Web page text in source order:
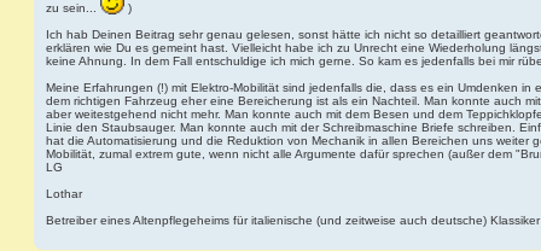
g
zu sein...
)
Ich hab Deinen Beitrag sehr genau gelesen, sonst hätte ich nicht so detailliert
erklären wie Du es gemeint hast. Vielleicht habe ich zu Unrecht eine Wiederholung
keine Ahnung. In dem Fall entschuldige ich mich gerne. So kam es jedenfalls bei mir
Meine Erfahrungen (!) mit Elektro-Mobilität sind jedenfalls die, dass es ein Umdenken in
dem richtigen Fahrzeug eher eine Bereicherung ist als ein Nachteil. Man konnte auch
aber weitestgehend nicht mehr. Man konnte auch mit dem Besen und dem
Linie den Staubsauger. Man konnte auch mit der Schreibmaschine Briefe schreiben.
hat die Automatisierung und die Reduktion von Mechanik in allen Bereichen uns weiter
Mobilität, zumal extrem gute, wenn nicht alle Argumente dafür sprechen (außer dem
LG
Lothar
Betreiber eines Altenpflegeheims für italienische (und zeitweise auch deutsche) Klassiker